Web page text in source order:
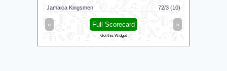
Jamaica Kingsmen 72/3 (10)
« »
Full Scorecard
Get this Widget